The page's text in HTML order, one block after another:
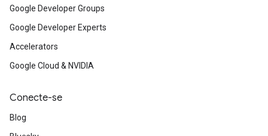
Google Developer Groups
Google Developer Experts
Accelerators
Google Cloud & NVIDIA
Conecte-se
Blog